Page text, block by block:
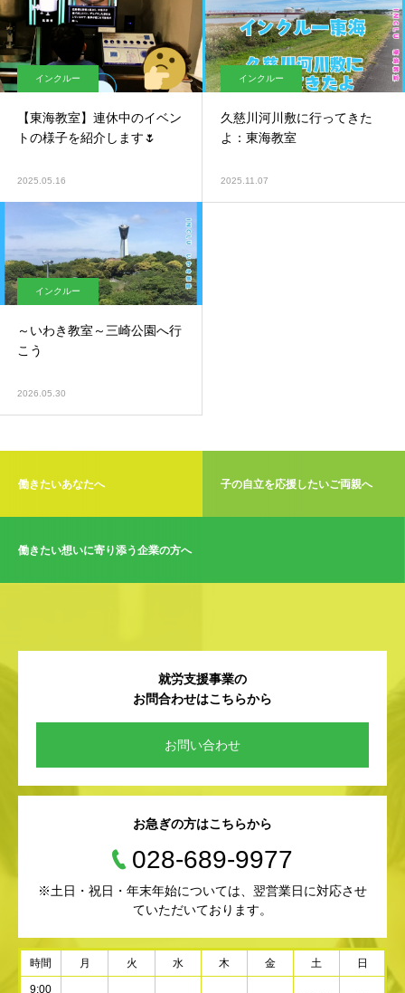
インクルー
【東海教室】連休中のイベン
トの様子を紹介します🌷
2025.05.16
インクルー
久慈川河川敷に行ってきた
よ：東海教室
2025.11.07
インクルー
～いわき教室～三崎公園へ行
こう
2026.05.30
働きたいあなたへ 子の自立を応援したいご両親へ
働きたい想いに寄り添う企業の方へ
就労支援事業の
お問合わせはこちらから
お問い合わせ
お急ぎの方はこちらから
028-689-9977
※土日・祝日・年末年始については、翌営業日に対応させ
ていただいております。
時間 月 火 水 木 金 土 日
9:00